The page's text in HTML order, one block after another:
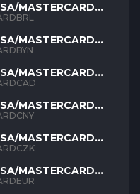
MASTERCARD
MASTERCARD
MASTERCARD
MASTERCARD
MASTERCARD
MASTERCARD